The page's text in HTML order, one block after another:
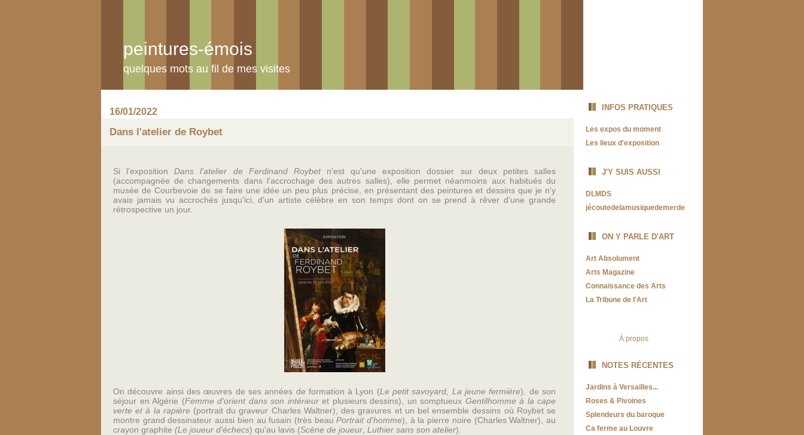
peintures-émois
quelques mots au fil de mes visites
INFOS PRATIQUES
Les expos du moment
Les lieux d'exposition
J'Y SUIS AUSSI
DLMDS
jécoutedelamusiquedemerde
ON Y PARLE D'ART
Art Absolument
Arts Magazine
Connaissance des Arts
La Tribune de l'Art
À propos
NOTES RÉCENTES
Jardins à Versailles...
Roses & Pivoines
Splendeurs du baroque
Ca ferme au Louvre
16/01/2022
Dans l'atelier de Roybet
Si l'expositionDans l'atelier de Ferdinand Roybetn'est qu'une exposition dossier sur deux petites salles
(accompagnée de changements dans l'accrochage des autres salles), elle permet néanmoins aux habitués du
musée de Courbevoie de se faire une idée un peu plus précise, en présentant des peintures et dessins que je n'y
avais jamais vu accrochés jusqu'ici, d'un artiste célèbre en son temps dont on se prend à rêver d'une grande
rétrospective un jour.
On découvre ainsi des œuvres de ses années de formation à Lyon (Le petit savoyard, La jeune fermière), de son
séjour en Algérie (Femme d'orient dans son intérieuret plusieurs dessins), un somptueux Gentilhomme à la cape
verte et à la rapière(portrait du graveur Charles Waltner), des gravures et un bel ensemble dessins où Roybet se
montre grand dessinateur aussi bien au fusain (très beauPortrait d'homme), à la pierre noire (Charles Waltner), au
crayon graphite (Le joueur d'échecs) qu'au lavis (Scène de joueur Luthier sans son atelier).